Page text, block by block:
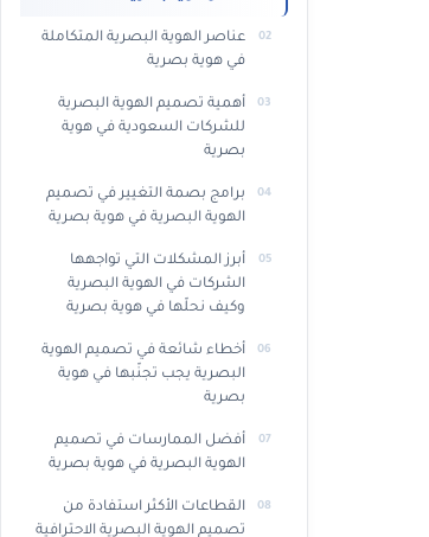
عناصر الهوية البصرية المتكاملة
في هوية بصرية
أهمية تصميم الهوية البصرية
للشركات السعودية في هوية
بصرية
برامج بصمة التغيير في تصميم
الهوية البصرية في هوية بصرية
أبرز المشكلات التي تواجهها
الشركات في الهوية البصرية
وكيف نحلّها في هوية بصرية
أخطاء شائعة في تصميم الهوية
البصرية يجب تجنّبها في هوية
بصرية
أفضل الممارسات في تصميم
الهوية البصرية في هوية بصرية
القطاعات الأكثر استفادة من
تصميم الهوية البصرية الاحترافية